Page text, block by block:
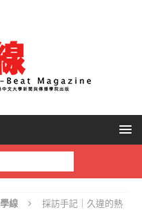
線
採訪手記｜久違的熱